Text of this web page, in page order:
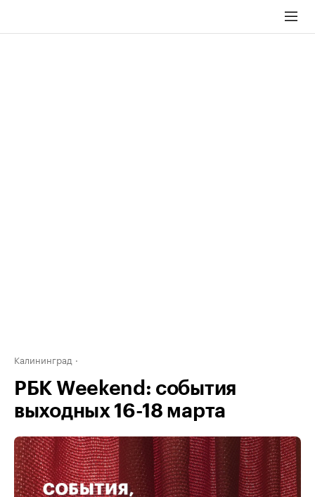
Калининград
РБК Weekend: события
выходных 16-18 марта